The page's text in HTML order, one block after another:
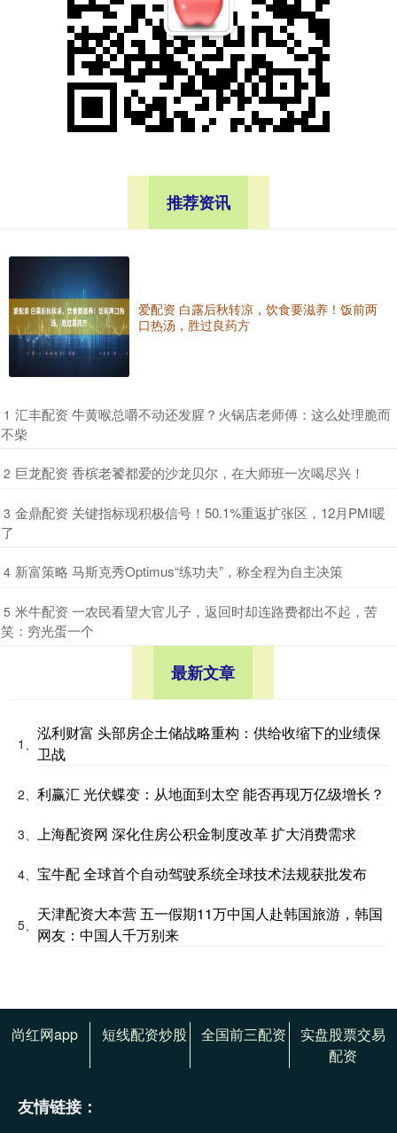
推荐资讯
爱配资 白露后秋转凉，饮食要滋养！饭前两
口热汤，胜过良药方
1 ​汇丰配资 牛黄喉总嚼不动还发腥？火锅店老师傅：这么处理脆而
不柴
2 ​巨龙配资 香槟老饕都爱的沙龙贝尔，在大师班一次喝尽兴！
3 ​金鼎配资 关键指标现积极信号！50.1%重返扩张区，12月PMI暖
了
4 ​新富策略 马斯克秀Optimus“练功夫”，称全程为自主决策
5 ​米牛配资 一农民看望大官儿子，返回时却连路费都出不起，苦
笑：穷光蛋一个
最新文章
1、
泓利财富 头部房企土储战略重构：供给收缩下的业绩保
卫战
2、 利赢汇 光伏蝶变：从地面到太空 能否再现万亿级增长？
3、 上海配资网 深化住房公积金制度改革 扩大消费需求
4、 宝牛配 全球首个自动驾驶系统全球技术法规获批发布
5、
天津配资大本营 五一假期11万中国人赴韩国旅游，韩国
网友：中国人千万别来
尚红网app 短线配资炒股 全国前三配资
实盘股票交易
配资
友情链接：